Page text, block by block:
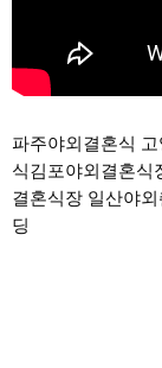
파주야외결혼식
식김포야외결혼식
결혼식장 일산야
딩